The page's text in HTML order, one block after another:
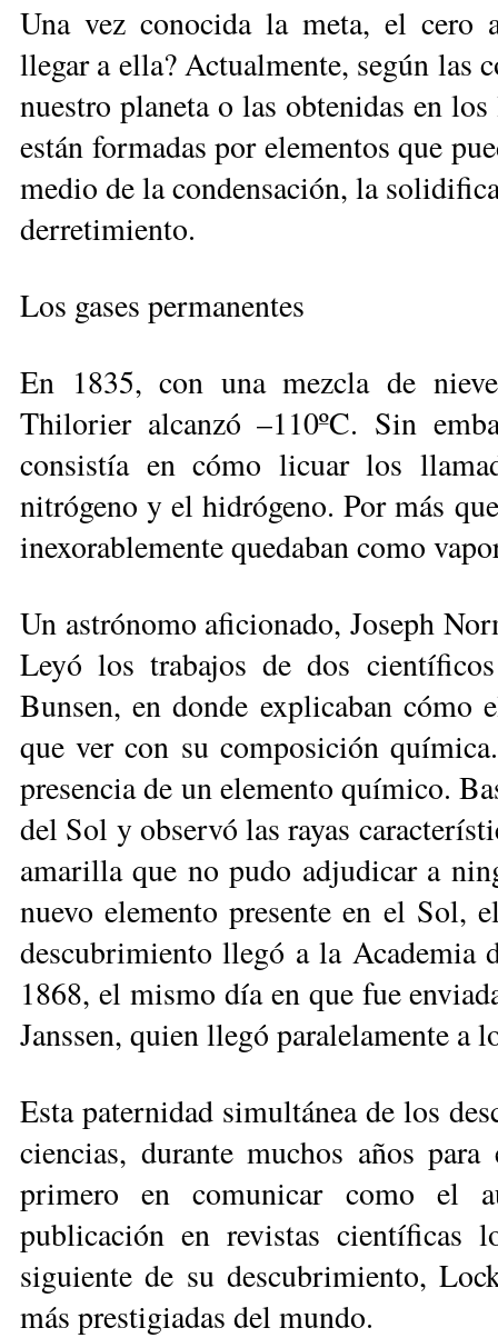
Una vez conocida la meta, el cero
llegar a ella? Actualmente, según las
nuestro planeta o las obtenidas en
están formadas por elementos que
medio de la condensación, la
derretimiento.
Los gases permanentes
En 1835, con una mezcla de
Thilorier alcanzó –110ºC. Sin
consistía en cómo licuar los
nitrógeno y el hidrógeno. Por más
inexorablemente quedaban como
Un astrónomo aficionado, Joseph
Leyó los trabajos de dos
Bunsen, en donde explicaban cómo
que ver con su composición
presencia de un elemento químico.
del Sol y observó las rayas
amarilla que no pudo adjudicar a
nuevo elemento presente en el Sol,
descubrimiento llegó a la Academia
1868, el mismo día en que fue
Janssen, quien llegó paralelamente a
Esta paternidad simultánea de los
ciencias, durante muchos años
primero en comunicar como el
publicación en revistas científicas
siguiente de su descubrimiento,
más prestigiadas del mundo.